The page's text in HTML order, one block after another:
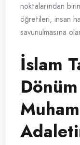
noktalarından
öğretileri, insan
savunulmasına
İslam